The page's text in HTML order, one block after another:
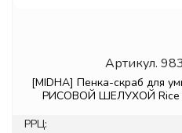
Артикул.
[MIDHA] Пенка-скраб для
РИСОВОЙ ШЕЛУХОЙ Rice
РРЦ: